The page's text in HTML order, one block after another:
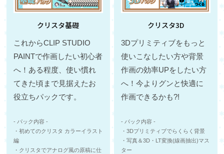
クリスタ基礎
これからCLIP STUDIO
PAINTで作画したい初心者
へ！ある程度、使い慣れ
てきた頃まで見据えたお
役立ちパックです。
- パック内容 -
・初めてのクリスタ カラーイラスト
編
・クリスタでアナログ風の原稿に仕
クリスタ3D
3Dプリミティブをもっと
使いこなしたい方や背景
作画の効率UPをしたい方
へ！今よりグンと快適に
作画できるかも?!
- パック内容 -
・3Dプリミティブでらくらく背景
・写真＆3D・LT変換(線画抽出)マス
ター